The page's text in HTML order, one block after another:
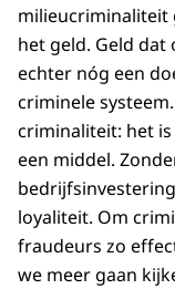
milieucriminaliteit
het geld. Geld
echter nóg een
criminele
criminaliteit: het
een middel.
loyaliteit. Om
fraudeurs zo
we meer gaan